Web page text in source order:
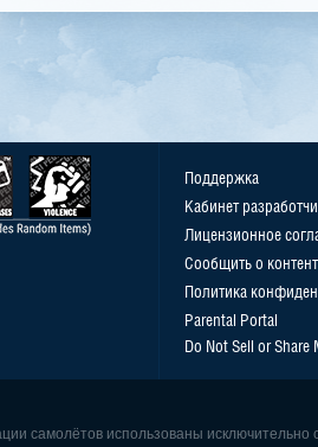
Поддержка
Кабинет
Лицензионное
Сообщить о
Политика
Parental Portal
Do Not Sell or
самолётов использованы исключительно